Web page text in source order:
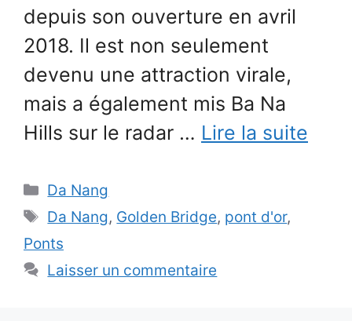
depuis son ouverture en avril
2018. Il est non seulement
devenu une attraction virale,
mais a également mis Ba Na
Hills sur le radar … Lire la suite
Catégories
Da Nang
Étiquettes
Da Nang, Golden Bridge, pont d'or,
Ponts
Laisser un commentaire